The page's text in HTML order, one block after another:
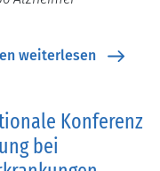
weiterlesen
Konferenz
bei